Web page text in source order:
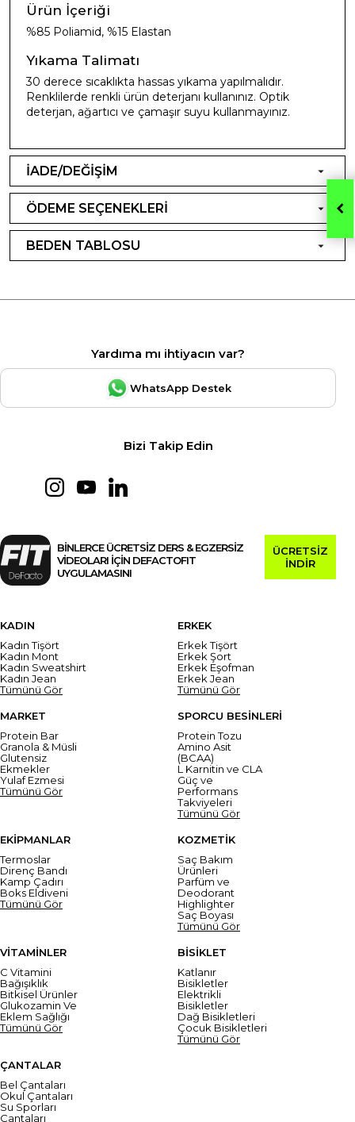
Ürün İçeriği
%85 Poliamid, %15 Elastan
Yıkama Talimatı
30 derece sıcaklıkta hassas yıkama yapılmalıdır.
Renklilerde renkli ürün deterjanı kullanınız. Optik
deterjan, ağartıcı ve çamaşır suyu kullanmayınız.
İADE/DEĞİŞİM
ÖDEME SEÇENEKLERİ
BEDEN TABLOSU
Yardıma mı ihtiyacın var?
WhatsApp Destek
Bizi Takip Edin
BİNLERCE ÜCRETSİZ DERS & EGZERSİZ
VİDEOLARI İÇİN DEFACTOFIT
UYGULAMASINI
ÜCRETSİZ
İNDİR
KADIN
Kadın Tişört
Kadın Mont
Kadın Sweatshirt
Kadın Jean
Tümünü Gör
ERKEK
Erkek Tişört
Erkek Şort
Erkek Eşofman
Erkek Jean
Tümünü Gör
MARKET
Protein Bar
Granola & Müsli
Glutensiz
Ekmekler
Yulaf Ezmesi
Tümünü Gör
SPORCU BESİNLERİ
Protein Tozu
Amino Asit
(BCAA)
L Karnitin ve CLA
Güç ve
Performans
Takviyeleri
Tümünü Gör
EKİPMANLAR
Termoslar
Direnç Bandı
Kamp Çadırı
Boks Eldiveni
Tümünü Gör
KOZMETİK
Saç Bakım
Ürünleri
Parfüm ve
Deodorant
Highlighter
Saç Boyası
Tümünü Gör
VİTAMİNLER
C Vitamini
Bağışıklık
Bitkisel Ürünler
Glukozamin Ve
Eklem Sağlığı
Tümünü Gör
BİSİKLET
Katlanır
Bisikletler
Elektrikli
Bisikletler
Dağ Bisikletleri
Çocuk Bisikletleri
Tümünü Gör
ÇANTALAR
Bel Çantaları
Okul Çantaları
Su Sporları
Çantaları